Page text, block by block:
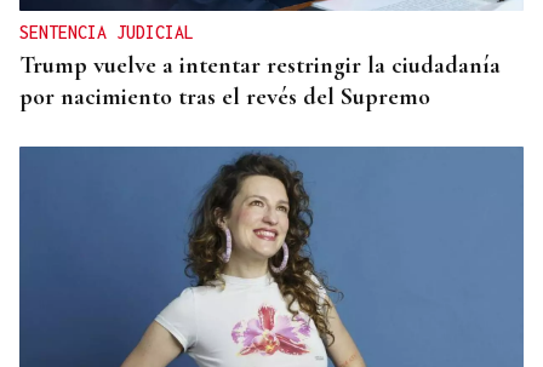
SENTENCIA JUDICIAL
Trump vuelve a intentar restringir la ciudadanía
por nacimiento tras el revés del Supremo